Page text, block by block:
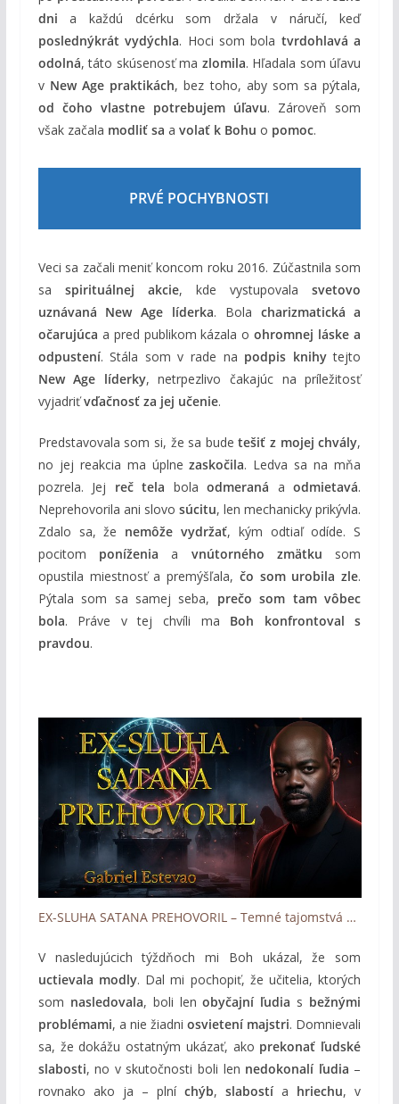
dni a každú dcérku som držala v náručí, keď
poslednýkrát vydýchla. Hoci som bola tvrdohlavá a
odolná, táto skúsenosť ma zlomila. Hľadala som úľavu
v New Age praktikách, bez toho, aby som sa pýtala,
od čoho vlastne potrebujem úľavu. Zároveň som
však začala modliť sa a volať k Bohu o pomoc.
PRVÉ POCHYBNOSTI
Veci sa začali meniť koncom roku 2016. Zúčastnila som
sa spirituálnej akcie, kde vystupovalasvetovo
uznávaná New Age líderka. Bola charizmatická a
očarujúca a pred publikom kázala oohromnej láske a
odpustení. Stála som v rade na podpis knihytejto
New Age líderky, netrpezlivo čakajúc na príležitosť
vyjadriťvďačnosť za jej učenie.
Predstavovala som si, že sa budetešiť z mojej chvály,
no jej reakcia ma úplnezaskočila. Ledva sa na mňa
pozrela. Jej reč tela bolaodmeraná aodmietavá.
Neprehovorila ani slovo súcitu, len mechanicky prikývla.
Zdalo sa, že nemôže vydržať, kým odtiaľ odíde. S
pocitom poníženia a vnútorného zmätku som
opustila miestnosť a premýšľala, čo som urobila zle.
Pýtala som sa samej seba, prečo som tam vôbec
bola. Práve v tej chvíli ma Boh konfrontoval s
pravdou.
EX-SLUHA SATANA PREHOVORIL – Temné tajomstvá satanizmu a stretnutie s Kristom (Gabriel Estevao)
V nasledujúcich týždňoch mi Boh ukázal, že som
uctievala modly. Dal mi pochopiť, že učitelia, ktorých
som nasledovala, boli lenobyčajní ľudia s bežnými
problémami, a nie žiadniosvietení majstri. Domnievali
sa, že dokážu ostatným ukázať, ako prekonať ľudské
slabosti, no v skutočnosti boli len nedokonalí ľudia –
rovnako ako ja – plníchýb,slabostí a hriechu, v